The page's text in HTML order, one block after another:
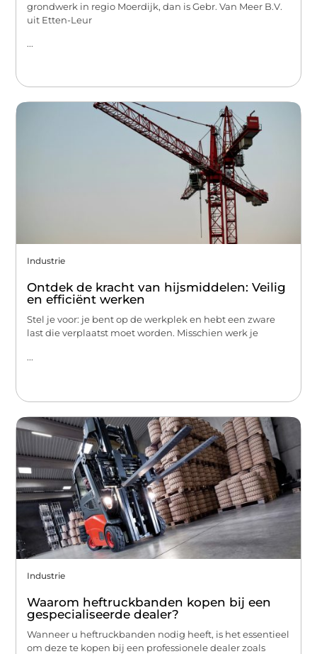
grondwerk in regio Moerdijk, dan is Gebr. Van Meer B.V.
uit Etten-Leur
...
Industrie
Ontdek de kracht van hijsmiddelen: Veilig
en efficiënt werken
Stel je voor: je bent op de werkplek en hebt een zware
last die verplaatst moet worden. Misschien werk je
...
Industrie
Waarom heftruckbanden kopen bij een
gespecialiseerde dealer?
Wanneer u heftruckbanden nodig heeft, is het essentieel
om deze te kopen bij een professionele dealer zoals